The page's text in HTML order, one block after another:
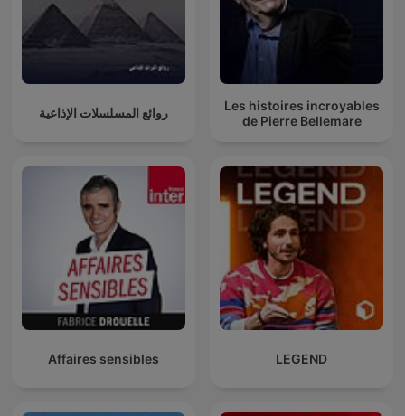
Les histoires incroyables
de Pierre Bellemare
روائع المسلسلات الإذاعية
LEGEND
Affaires sensibles